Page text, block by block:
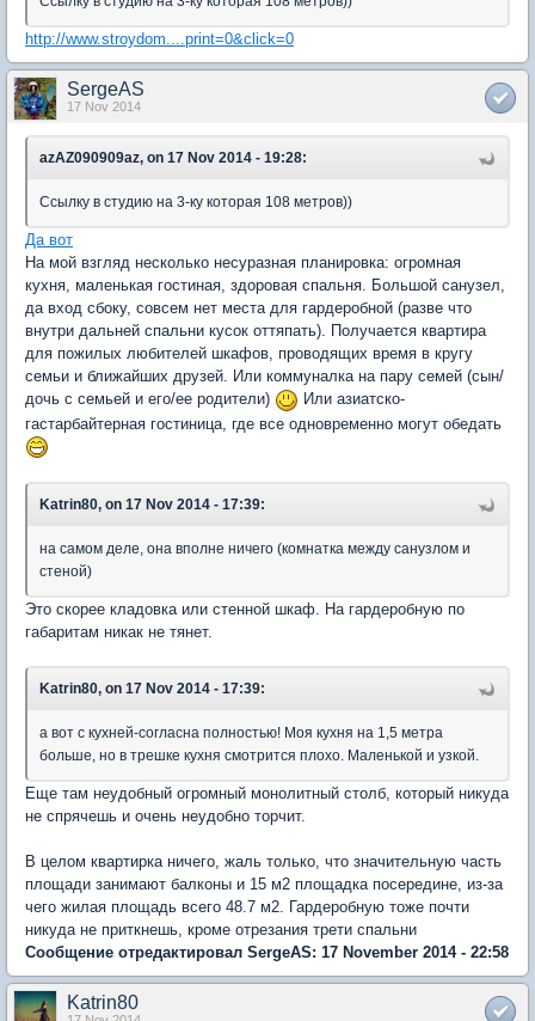
http://www.stroydom....print=0&click=0
SergeAS
17 Nov 2014
azAZ090909az, on 17 Nov 2014 - 19:28:
Ссылку в студию на 3-ку которая 108 метров))
Да вот
На мой взгляд несколько несуразная планировка: огромная
кухня, маленькая гостиная, здоровая спальня. Большой санузел,
да вход сбоку, совсем нет места для гардеробной (разве что
внутри дальней спальни кусок оттяпать). Получается квартира
для пожилых любителей шкафов, проводящих время в кругу
семьи и ближайших друзей. Или коммуналка на пару семей (сын/
дочь с семьей и его/ее родители)
Или азиатско-
гастарбайтерная гостиница, где все одновременно могут обедать
Katrin80, on 17 Nov 2014 - 17:39:
на самом деле, она вполне ничего (комнатка между санузлом и
стеной)
Это скорее кладовка или стенной шкаф. На гардеробную по
габаритам никак не тянет.
Katrin80, on 17 Nov 2014 - 17:39:
а вот с кухней-согласна полностью! Моя кухня на 1,5 метра
больше, но в трешке кухня смотрится плохо. Маленькой и узкой.
Еще там неудобный огромный монолитный столб, который никуда
не спрячешь и очень неудобно торчит.
В целом квартирка ничего, жаль только, что значительную часть
площади занимают балконы и 15 м2 площадка посередине, из-за
чего жилая площадь всего 48.7 м2. Гардеробную тоже почти
никуда не приткнешь, кроме отрезания трети спальни
Сообщение отредактировал SergeAS: 17 November 2014 - 22:58
Katrin80